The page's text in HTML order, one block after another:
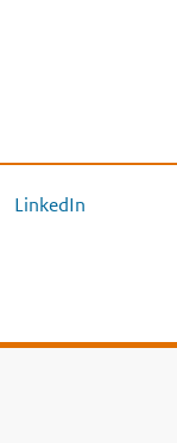
LinkedIn